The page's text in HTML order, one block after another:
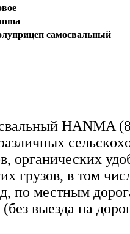
самосвальный
HANMA
органических
грузов, в том
по местным
выезда на